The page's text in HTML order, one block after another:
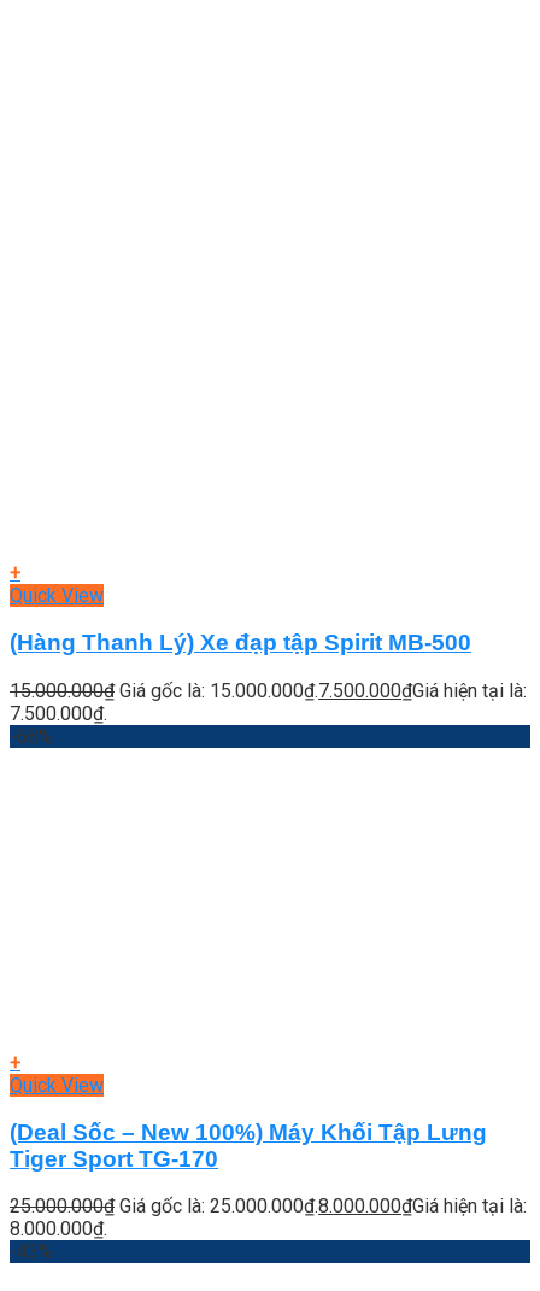
+
Quick View
(Hàng Thanh Lý) Xe đạp tập Spirit MB-500
15.000.000₫ Giá gốc là: 15.000.000₫.7.500.000₫Giá hiện tại là:
7.500.000₫.
-68%
+
Quick View
(Deal Sốc – New 100%) Máy Khối Tập Lưng
Tiger Sport TG-170
25.000.000₫ Giá gốc là: 25.000.000₫.8.000.000₫Giá hiện tại là:
8.000.000₫.
-43%